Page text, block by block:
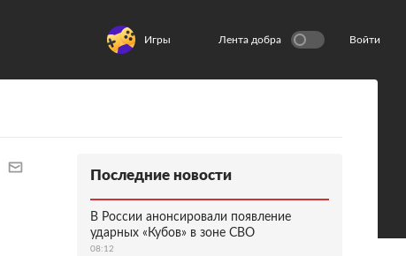
Игры Лента добра Войти
Последние новости
В России анонсировали появление
ударных «Кубов» в зоне СВО
08:12